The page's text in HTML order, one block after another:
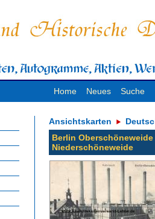
Home Neues Suche
Ansichtskarten
Berlin
Niederschöneweide